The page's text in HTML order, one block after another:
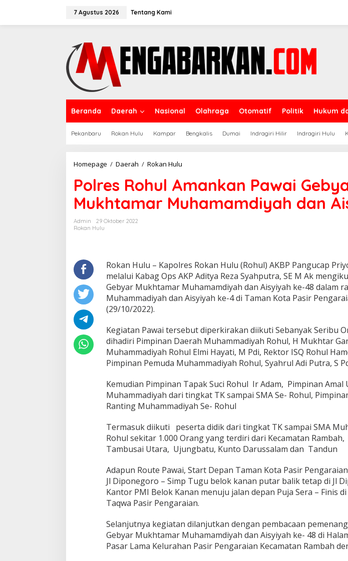
7 Agustus 2026 Tentang Kami
Beranda Daerah Nasional Olahraga Otomatif Politik Hukum
Pekanbaru Rokan Hulu Kampar Bengkalis Dumai Indragiri Hilir Indragiri Hulu
Homepage / Daerah / Rokan Hulu
Amankan
Pawai
Gebyar
Mukhtamar
Polres Rohul Amankan Pawai
Mukhtamar Muhamamdiyah dan
Admin
29 Oktober 2022
Rokan Hulu
Rokan Hulu – Kapolres Rokan Hulu (Rohul) AKBP Pangucap
melalui Kabag Ops AKP Aditya Reza Syahputra, SE M Ak
Gebyar Mukhtamar Muhamamdiyah dan Aisyiyah ke-48 dalam
Muhammadiyah dan Aisyiyah ke-4 di Taman Kota Pasir
(29/10/2022).
Kegiatan Pawai tersebut diperkirakan diikuti Sebanyak Seribu
dihadiri Pimpinan Daerah Muhammadiyah Rohul, H Mukhtar
Muhammadiyah Rohul Elmi Hayati, M Pdi, Rektor ISQ Rohul
Pimpinan Pemuda Muhammadiyah Rohul, Syahrul Adi Putra, S
Kemudian Pimpinan Tapak Suci Rohul Ir Adam, Pimpinan Amal
Muhammadiyah dari tingkat TK sampai SMA Se- Rohul,
Ranting Muhammadiyah Se- Rohul
Termasuk diikuti peserta didik dari tingkat TK sampai SMA
Rohul sekitar 1.000 Orang yang terdiri dari Kecamatan
Tambusai Utara, Ujungbatu, Kunto Darussalam dan Tandun
Adapun Route Pawai, Start Depan Taman Kota Pasir
Jl Diponegoro – Simp Tugu belok kanan putar balik tetap di Jl
Kantor PMI Belok Kanan menuju jalan depan Puja Sera – Finis
Taqwa Pasir Pengaraian.
Selanjutnya kegiatan dilanjutkan dengan pembacaan
Gebyar Mukhtamar Muhamamdiyah dan Aisyiyah ke- 48 di
Pasar Lama Kelurahan Pasir Pengaraian Kecamatan Rambah